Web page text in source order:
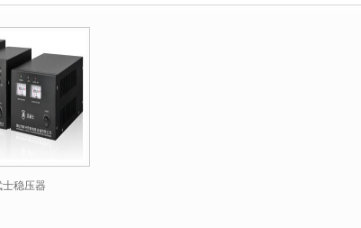
士稳压器